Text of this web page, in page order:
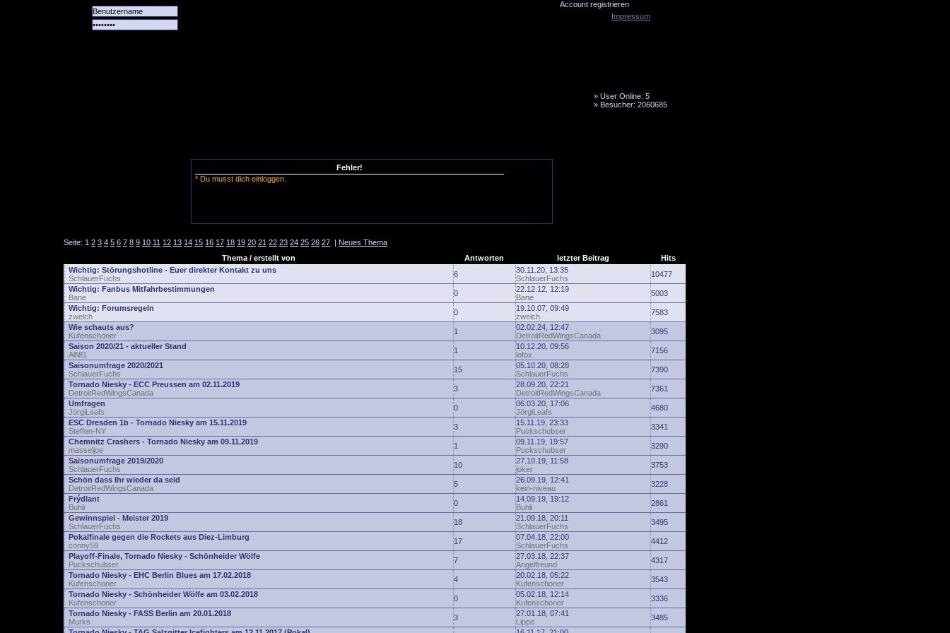
Account registrieren
» User Online: 5
» Besucher: 2060685
Fehler!
* Du musst dich einloggen.
Seite: 1 2 3 4 5 6 7 8 9 10 11 12 13 14 15 16 17 18 19 20 21 22 23 24 25 26 27 | Neues Thema
Thema / erstellt von
Antworten letzter Beitrag
Hits
Wichtig: Störungshotline - Euer direkter Kontakt zu uns
SchlauerFuchs
6
30.11.20, 13:35
SchlauerFuchs
10477
Wichtig: Fanbus Mitfahrbestimmungen
Bane
0
22.12.12, 12:19
Bane
5003
Wichtig: Forumsregeln
zwelch
0
19.10.07, 09:49
zwelch
7583
Wie schauts aus?
Kufenschoner
1
02.02.24, 12:47
DetroitRedWingsCanada
3095
Saison 2020/21 - aktueller Stand
Alfi81
1
10.12.20, 09:56
iofox
7156
Saisonumfrage 2020/2021
SchlauerFuchs
15
05.10.20, 08:28
SchlauerFuchs
7390
Tornado Niesky - ECC Preussen am 02.11.2019
DetroitRedWingsCanada
3
28.09.20, 22:21
DetroitRedWingsCanada
7361
Umfragen
JörgiLeafs
0
06.03.20, 17:06
JörgiLeafs
4680
ESC Dresden 1b - Tornado Niesky am 15.11.2019
Steffen-NY
3
15.11.19, 23:33
Puckschubser
3341
Chemnitz Crashers - Tornado Niesky am 09.11.2019
masseljoe
1
09.11.19, 19:57
Puckschubser
3290
Saisonumfrage 2019/2020
SchlauerFuchs
10
27.10.19, 11:58
joker
3753
Schön dass Ihr wieder da seid
DetroitRedWingsCanada
5
26.09.19, 12:41
kein-niveau
3228
Frýdlant
Buhli
0
14.09.19, 19:12
Buhli
2861
Gewinnspiel - Meister 2019
SchlauerFuchs
18
21.09.18, 20:11
SchlauerFuchs
3495
Pokalfinale gegen die Rockets aus Diez-Limburg
conny59
17
07.04.18, 22:00
SchlauerFuchs
4412
Playoff-Finale, Tornado Niesky - Schönheider Wölfe
Puckschubser
7
27.03.18, 22:37
Angelfreund
4317
Tornado Niesky - EHC Berlin Blues am 17.02.2018
Kufenschoner
4
20.02.18, 05:22
Kufenschoner
3543
Tornado Niesky - Schönheider Wölfe am 03.02.2018
Kufenschoner
0
05.02.18, 12:14
Kufenschoner
3336
Tornado Niesky - FASS Berlin am 20.01.2018
Murks
3
27.01.18, 07:41
Lippe
3485
Impressum